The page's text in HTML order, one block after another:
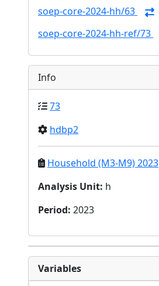
soep-core-2024-hh/63
soep-core-2024-hh-ref/73
Info
73
hdbp2
Household (M3-M9) 2023
Analysis Unit: h
Period: 2023
Variables